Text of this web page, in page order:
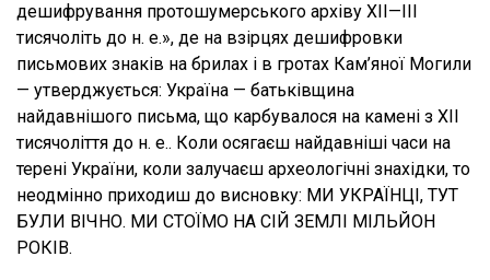
дешифрування протошумерського архіву ХІІ—ІІІ
тисячоліть до н. е.», де на взірцях дешифровки
письмових знаків на брилах і в гротах Кам’яної Могили
— утверджується: Україна — батьківщина
найдавнішого письма, що карбувалося на камені з XII
тисячоліття до н. е.. Коли осягаєш найдавніші часи на
терені України, коли залучаєш археологічні знахідки, то
неодмінно приходиш до висновку: МИ УКРАЇНЦІ, ТУТ
БУЛИ ВІЧНО. МИ СТОЇМО НА СІЙ ЗЕМЛІ МІЛЬЙОН
РОКІВ.